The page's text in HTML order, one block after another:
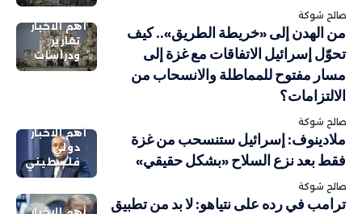
صالح شوكة
أهم الاخبار
تقارير
ودراسات
من الهدن إلى «خريطة الطريق».. كيف
تحوّل إسرائيل الاتفاقات مع غزة إلى
مسار مفتوح للمماطلة والانسحاب من
الالتزامات؟
صالح شوكة
أهم الاخبار
دولي
فلسطيني
ملادينوف: إسرائيل ستنسحب من غزة
فقط بعد نزع السلاح «بشكل حقيقي»
صالح شوكة
ترامب في رده على نتياهو: لا بد من تطبيق